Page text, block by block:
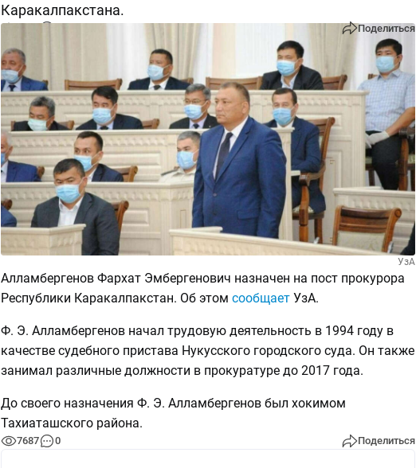
Каракалпакстана.
Поделиться
УзА
Алламбергенов Фархат Эмбергенович назначен на пост прокурора
Республики Каракалпакстан. Об этом сообщаетУзА.
Ф. Э. Алламбергенов начал трудовую деятельность в 1994 году в
качестве судебного пристава Нукусского городского суда. Он также
занимал различные должности в прокуратуре до 2017 года.
До своего назначения Ф. Э. Алламбергенов был хокимом
Тахиаташского района.
7687 0 Поделиться